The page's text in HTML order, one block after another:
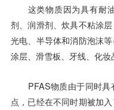
这类物质因为具有耐
剂、润滑剂、炊具不粘涂
光电、半导体和消防泡沫
涂层、滑雪板、牙线、化妆
PFAS物质由于同时
点，已经在不同时期被加